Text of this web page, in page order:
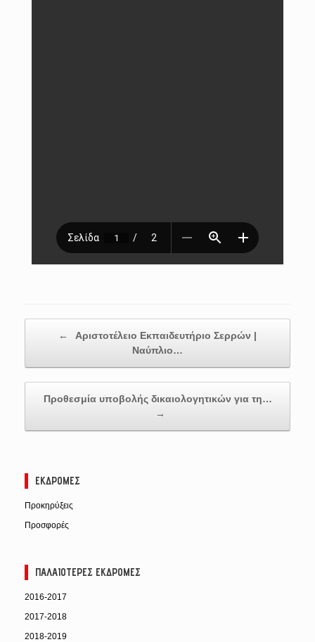
←
Αριστοτέλειο Εκπαιδευτήριο Σερρών |
Ναύπλιο…
Προθεσμία υποβολής δικαιολογητικών για τη…
→
ΕΚΔΡΟΜΈΣ
Προκηρύξεις
Προσφορές
ΠΑΛΑΙΌΤΕΡΕΣ ΕΚΔΡΟΜΈΣ
2016-2017
2017-2018
2018-2019